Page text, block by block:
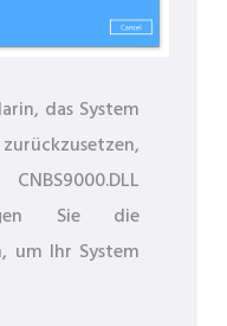
das System
Sie die
um Ihr System